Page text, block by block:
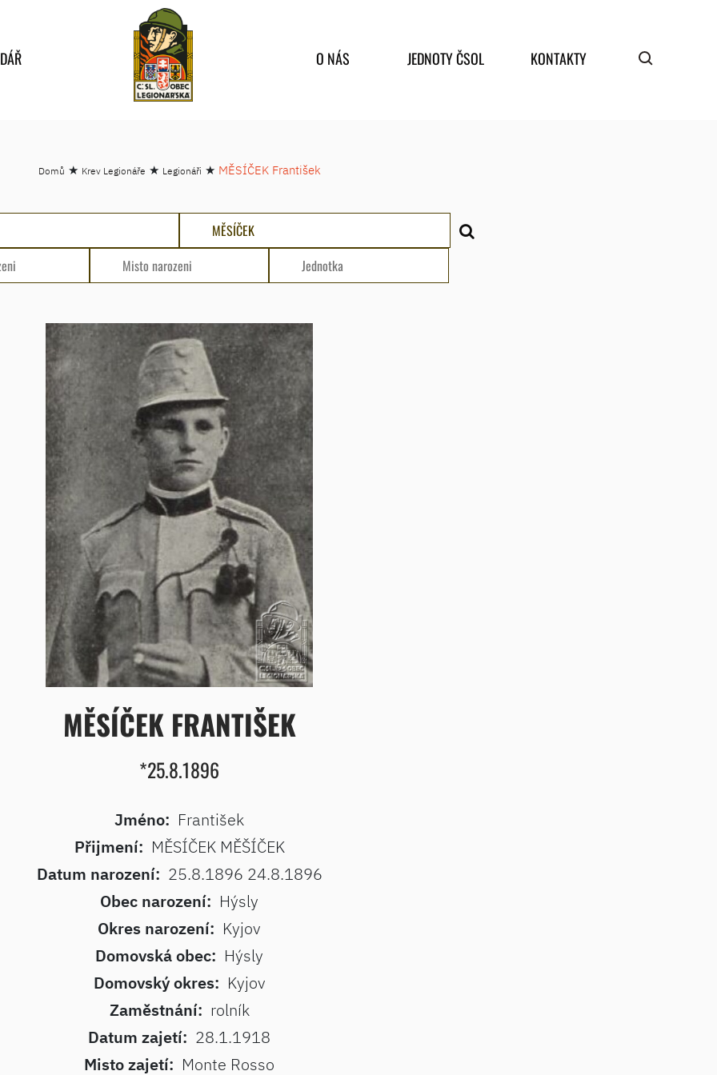
O NÁS JEDNOTY ČSOL KONTAKTY
Domů ★ Krev Legionáře ★ Legionáři ★ MĚSÍČEK František
MĚSÍČEK FRANTIŠEK
*25.8.1896
Jméno: František
Přijmení: MĚSÍČEK MĚŠÍČEK
Datum narození: 25.8.1896 24.8.1896
Obec narození: Hýsly
Okres narození: Kyjov
Domovská obec: Hýsly
Domovský okres: Kyjov
Zaměstnání: rolník
Datum zajetí: 28.1.1918
Misto zajetí: Monte Rosso